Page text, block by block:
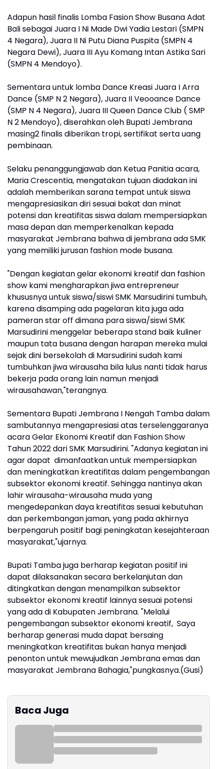
Adapun hasil finalis Lomba Fasion Show Busana Adat
Bali sebagai Juara I Ni Made Dwi Yadia Lestari (SMPN
4 Negara), Juara II Ni Putu Diana Puspita (SMPN 4
Negara Dewi), Juara III Ayu Komang Intan Astika Sari
(SMPN 4 Mendoyo).
Sementara untuk lomba Dance Kreasi Juara I Arra
Dance (SMP N 2 Negara), Juara II Veooance Dance
(SMP N 4 Negara), Juara III Queen Dance Club ( SMP
N 2 Mendoyo), diserahkan oleh Bupati Jembrana
masing2 finalis diberikan tropi, sertifikat serta uang
pembinaan.
Selaku penanggungjawab dan Ketua Panitia acara,
Maria Crescentia, mengatakan tujuan diadakan ini
adalah memberikan sarana tempat untuk siswa
mengapresiasikan diri sesuai bakat dan minat
potensi dan kreatifitas siswa dalam mempersiapkan
masa depan dan memperkenalkan kepada
masyarakat Jembrana bahwa di jembrana ada SMK
yang memiliki jurusan fashion mode busana.
"Dengan kegiatan gelar ekonomi kreatif dan fashion
show kami mengharapkan jiwa entrepreneur
khususnya untuk siswa/siswi SMK Marsudirini tumbuh,
karena disamping ada pagelaran kita juga ada
pameran star off dimana para siswa/siswi SMK
Marsudirini menggelar beberapa stand baik kuliner
maupun tata busana dengan harapan mereka mulai
sejak dini bersekolah di Marsudirini sudah kami
tumbuhkan jiwa wirausaha bila lulus nanti tidak harus
bekerja pada orang lain namun menjadi
wirausahawan,"terangnya.
Sementara Bupati Jembrana I Nengah Tamba dalam
sambutannya mengapresiasi atas terselenggaranya
acara Gelar Ekonomi Kreatif dan Fashion Show
Tahun 2022 dari SMK Marsudirini. "Adanya kegiatan ini
agar dapat dimanfaatkan untuk mempersiapkan
dan meningkatkan kreatifitas dalam pengembangan
subsektor ekonomi kreatif. Sehingga nantinya akan
lahir wirausaha-wirausaha muda yang
mengedepankan daya kreatifitas sesuai kebutuhan
dan perkembangan jaman, yang pada akhirnya
berpengaruh positif bagi peningkatan kesejahteraan
masyarakat,"ujarnya.
Bupati Tamba juga berharap kegiatan positif ini
dapat dilaksanakan secara berkelanjutan dan
ditingkatkan dengan menampilkan subsektor
subsektor ekonomi kreatif lainnya sesuai potensi
yang ada di Kabupaten Jembrana. "Melalui
pengembangan subsektor ekonomi kreatif, Saya
berharap generasi muda dapat bersaing
meningkatkan kreatifitas bukan hanya menjadi
penonton untuk mewujudkan Jembrana emas dan
masyarakat Jembrana Bahagia,"pungkasnya.(Gusi)
Baca Juga